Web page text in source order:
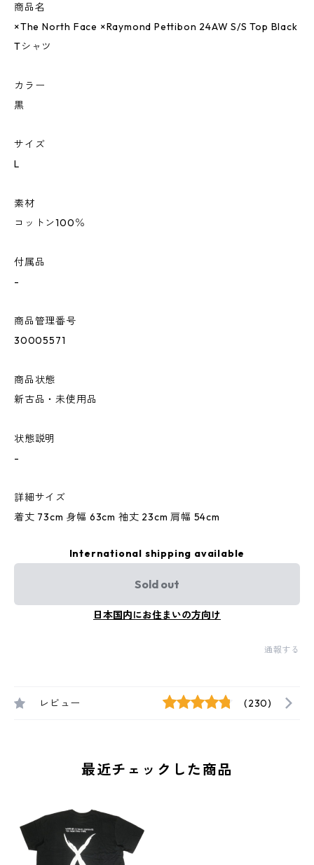
商品名
×The North Face ×Raymond Pettibon 24AW S/S Top Black
Tシャツ
カラー
黒
サイズ
L
素材
コットン100％
付属品
-
商品管理番号
30005571
商品状態
新古品・未使用品
状態説明
-
詳細サイズ
着丈 73cm 身幅 63cm 袖丈 23cm 肩幅 54cm
International shipping available
Sold out
日本国内にお住まいの方向け
通報する
レビュー (230)
最近チェックした商品